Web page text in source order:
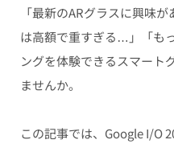
「最新のARグラスに興味
は高額で重すぎる…」「も
ングを体験できるスマート
ませんか。
この記事では、Google I/O